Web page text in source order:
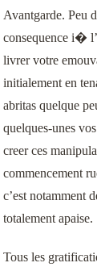
Avantgarde. Peu
consequence i�
livrer votre
initialement en
abritas quelque
quelques-unes
creer ces
commencement
c’est notamment
totalement apaise.
Tous les